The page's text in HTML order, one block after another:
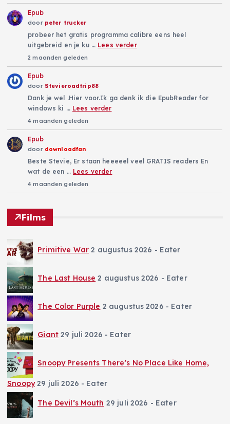
Epub
door peter trucker
probeer het gratis programma calibre eens heel
uitgebreid en je ku … Lees verder
2 maanden geleden
Epub
door Stevieroadtrip88
Dank je wel .Hier voor.Ik ga denk ik die EpubReader for
windows ki … Lees verder
4 maanden geleden
Epub
door downloadfan
Beste Stevie, Er staan heeeeel veel GRATIS readers En
wat de een … Lees verder
4 maanden geleden
Films
Primitive War 2 augustus 2026 - Eater
The Last House 2 augustus 2026 - Eater
The Color Purple 2 augustus 2026 - Eater
Giant 29 juli 2026 - Eater
Snoopy Presents There’s No Place Like Home,
Snoopy 29 juli 2026 - Eater
The Devil’s Mouth 29 juli 2026 - Eater